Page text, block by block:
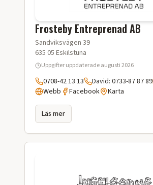
Frosteby Entreprenad AB
Sandviksvägen 39
635 05 Eskilstuna
Uppgifter uppdateradeaugusti 2026
0708-42 13 13 David: 0733-87 87 89
Webb
Facebook Karta
Läs mer